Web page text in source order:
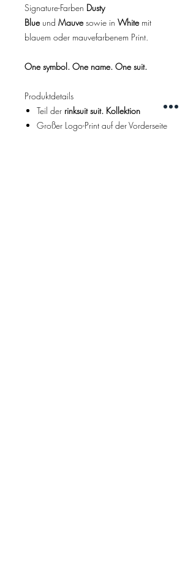
Signature-Farben Dusty
Blueund Mauvesowie in Whitemit
blauem oder mauvefarbenem Print.
One symbol. One name. One suit.
Produktdetails
Teil der rinksuit suit. Kollektion
Großer Logo-Print auf der Vorderseite